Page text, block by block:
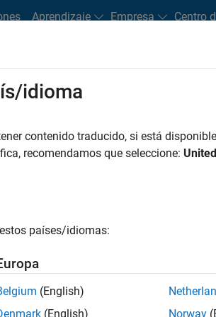
Aprendizaje Empresa Centro
Estudiantes y nuevas carreras
FILTRADO POR Education Sales
traducido todos los empleos. Busque
idioma
contenido traducido, si está
recomendamos que seleccione:
países/idiomas:
(English)
(English)
Norway